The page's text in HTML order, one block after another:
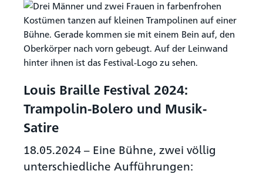
Louis Braille Festival 2024:
Trampolin-Bolero und Musik-
Satire
18.05.2024 – Eine Bühne, zwei völlig
unterschiedliche Aufführungen: